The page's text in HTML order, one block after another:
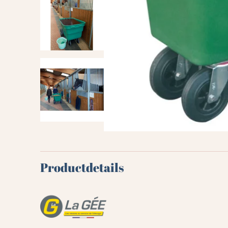
Productdetails